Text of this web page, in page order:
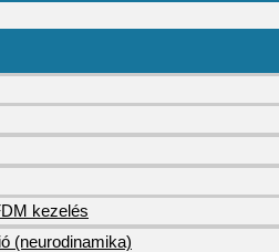
kezelés
(neurodinamika)